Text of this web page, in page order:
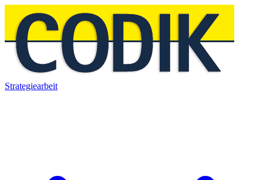
Strategiearbeit